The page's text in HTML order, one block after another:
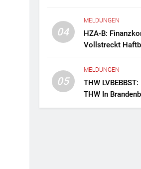
04
MELDUNGEN
HZA-B:
Vollstreckt
05
MELDUNGEN
THW
THW In
Zwei Frauen An